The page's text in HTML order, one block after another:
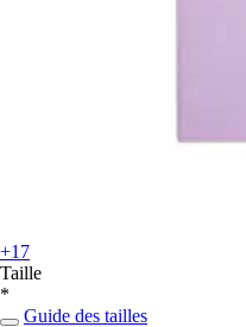
+17
Taille
*
Guide des tailles